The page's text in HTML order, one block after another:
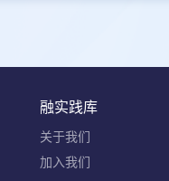
融实践库
关于我们
加入我们